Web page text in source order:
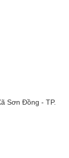
Sơn Đồng - TP.